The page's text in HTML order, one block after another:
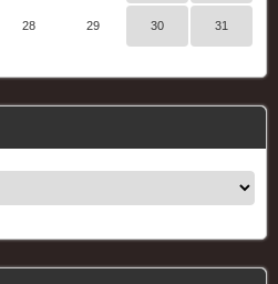
28 29 30 31